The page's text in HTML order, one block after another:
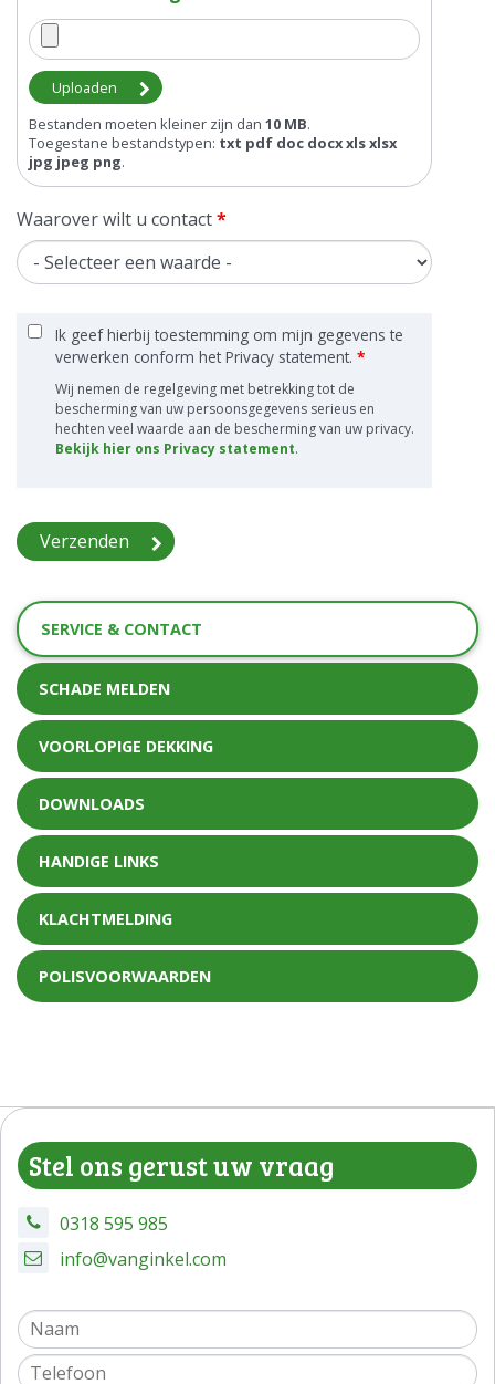
Bestanden moeten kleiner zijn dan 10 MB.
Toegestane bestandstypen: txt pdf doc docx xls xlsx
jpg jpeg png.
Waarover wilt u contact*
Ik geef hierbij toestemming om mijn gegevens te
verwerken conform het Privacy statement. *
Wij nemen de regelgeving met betrekking tot de
bescherming van uw persoonsgegevens serieus en
hechten veel waarde aan de bescherming van uw privacy.
Bekijk hier ons Privacy statement.
SERVICE & CONTACT
SCHADE MELDEN
VOORLOPIGE DEKKING
DOWNLOADS
HANDIGE LINKS
KLACHTMELDING
POLISVOORWAARDEN
Stel ons gerust uw vraag
0318 595 985
info@vanginkel.com